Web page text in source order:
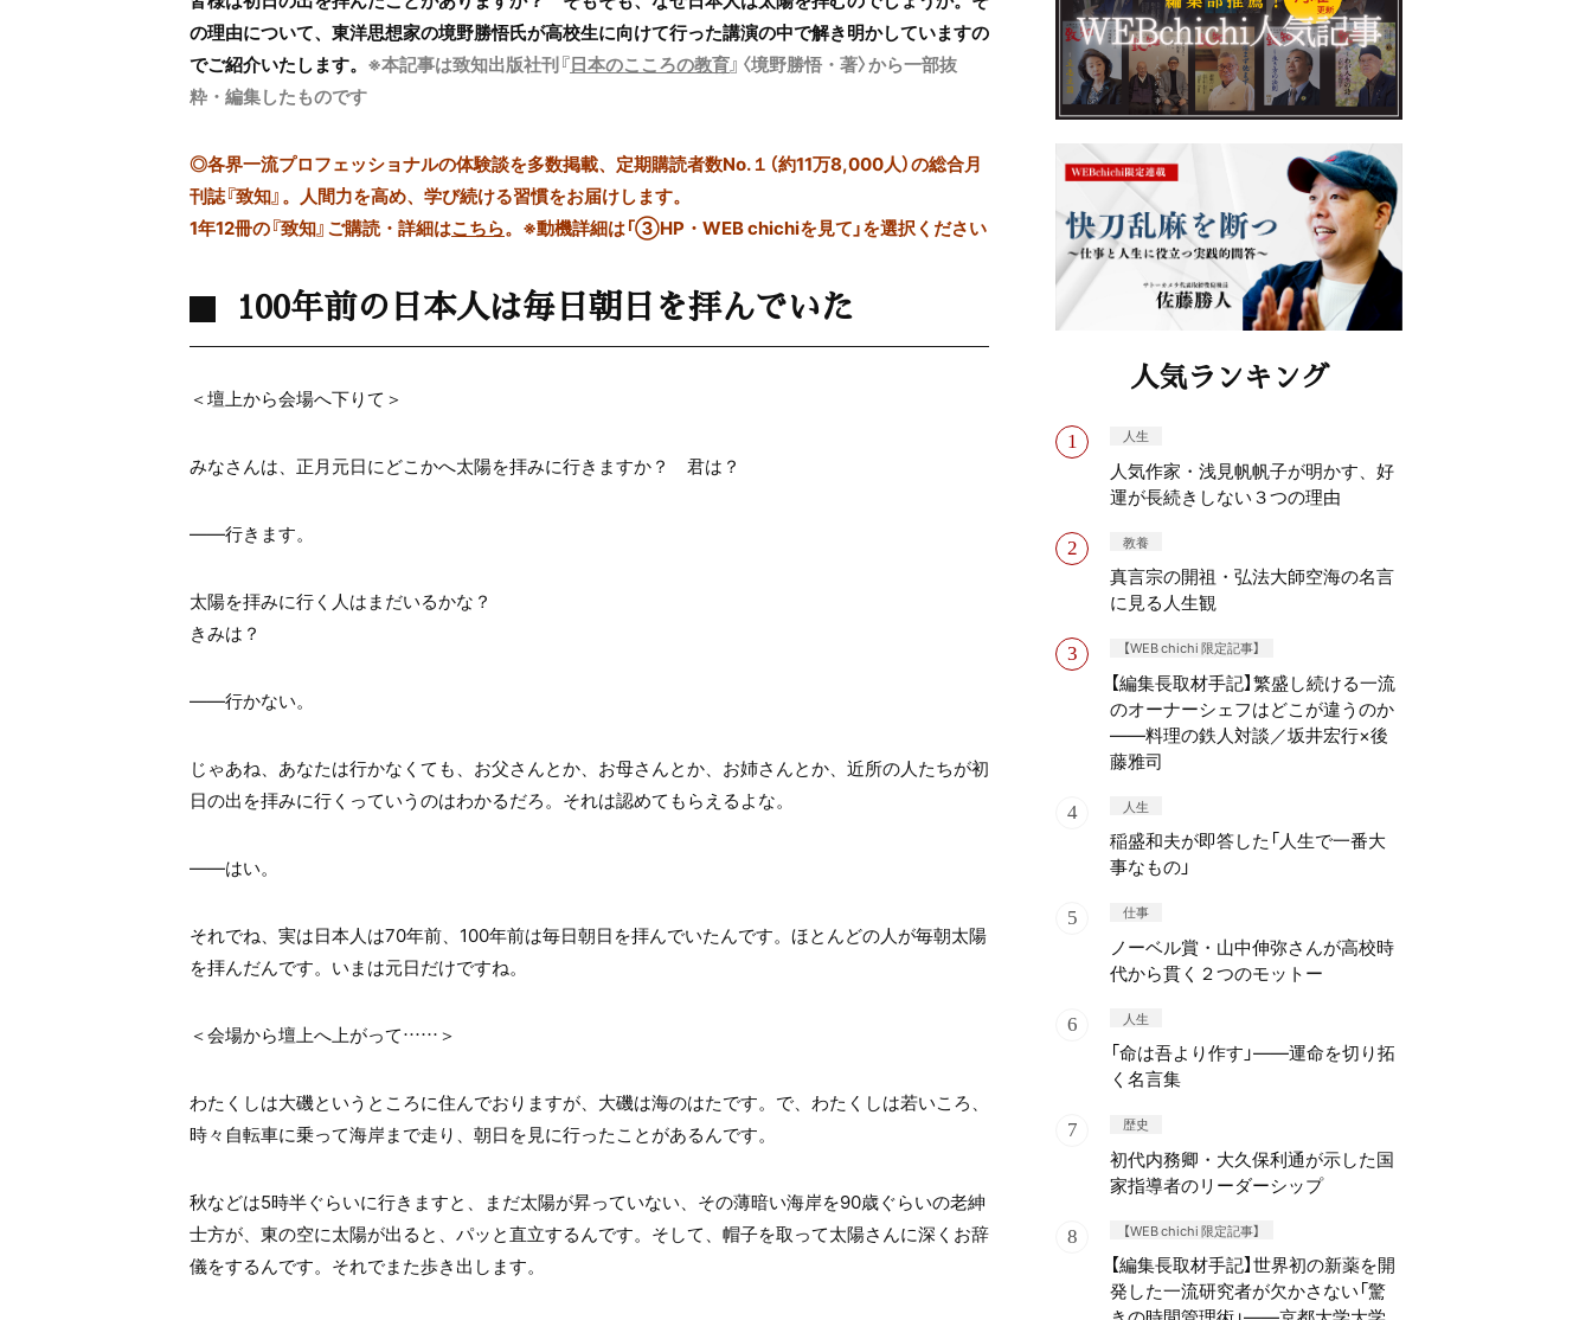
の理由について、東洋思想家の境野勝悟氏が高校生に向けて行った講演の中で解き明かしていますの
でご紹介いたします。 ※本記事は致知出版社刊『日本のこころの教育』〈境野勝悟・著〉から一部抜
粋・編集したものです
◎各界一流プロフェッショナルの体験談を多数掲載、定期購読者数No.１（約11万8,000人）の総合月
刊誌『致知』。人間力を高め、学び続ける習慣をお届けします。
1年12冊の『致知』ご購読・詳細はこちら。 ※動機詳細は「③HP・WEB chichiを見て」を選択ください
100年前の日本人は毎日朝日を拝んでいた
＜壇上から会場へ下りて＞
みなさんは、正月元日にどこかへ太陽を拝みに行きますか？ 君は？
――行きます。
太陽を拝みに行く人はまだいるかな？
きみは？
——行かない。
じゃあね、あなたは行かなくても、お父さんとか、お母さんとか、お姉さんとか、近所の人たちが初
日の出を拝みに行くっていうのはわかるだろ。それは認めてもらえるよな。
――はい。
それでね、実は日本人は70年前、 100年前は毎日朝日を拝んでいたんです。ほとんどの人が毎朝太陽
を拝んだんです。いまは元日だけですね。
＜会場から壇上へ上がって……＞
わたくしは大磯というところに住んでおりますが、大磯は海のはたです。で、わたくしは若いころ、
時々自転車に乗って海岸まで走り、朝日を見に行ったことがあるんです。
秋などは5時半ぐらいに行きますと、まだ太陽が昇っていない、その薄暗い海岸を90歳ぐらいの老紳
士方が、東の空に太陽が出ると、パッと直立するんです。そして、帽子を取って太陽さんに深くお辞
儀をするんです。それでまた歩き出します。
人気ランキング
人生
人気作家・浅見帆帆子が明かす、好
運が長続きしない３つの理由
教養
真言宗の開祖・弘法大師空海の名言
に見る人生観
【WEB chichi 限定記事】
【編集長取材手記】繁盛し続ける一流
のオーナーシェフはどこが違うのか
——料理の鉄人対談／坂井宏行×後
藤雅司
人生
稲盛和夫が即答した「人生で一番大
事なもの」
仕事
ノーベル賞・山中伸弥さんが高校時
代から貫く２つのモットー
人生
「命は吾より作す」——運命を切り拓
く名言集
歴史
初代内務卿・大久保利通が示した国
家指導者のリーダーシップ
【WEB chichi 限定記事】
【編集長取材手記】世界初の新薬を開
発した一流研究者が欠かさない「驚